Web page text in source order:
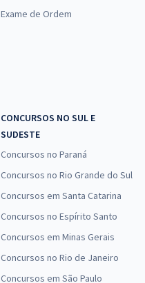
Exame de Ordem
CONCURSOS NO SUL E
SUDESTE
Concursos no Paraná
Concursos no Rio Grande do Sul
Concursos em Santa Catarina
Concursos no Espírito Santo
Concursos em Minas Gerais
Concursos no Rio de Janeiro
Concursos em São Paulo